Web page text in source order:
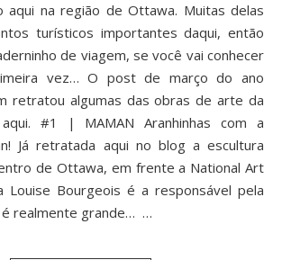
aqui na região de Ottawa. Muitas delas
turísticos importantes daqui, então
de viagem, se você vai conhecer
vez… O post de março do ano
retratou algumas das obras de arte da
#1 | MAMAN Aranhinhas com a
Já retratada aqui no blog a escultura
de Ottawa, em frente a National Art
Louise Bourgeois é a responsável pela
é realmente grande… …